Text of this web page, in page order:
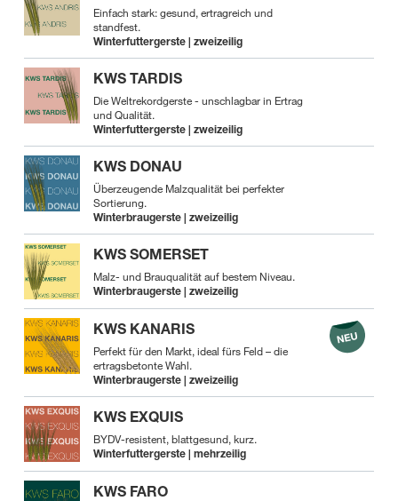
Einfach stark: gesund, ertragreich und
standfest.
Winterfuttergerste | zweizeilig
KWS TARDIS
Die Weltrekordgerste - unschlagbar in Ertrag
und Qualität.
Winterfuttergerste | zweizeilig
KWS DONAU
Überzeugende Malzqualität bei perfekter
Sortierung.
Winterbraugerste | zweizeilig
KWS SOMERSET
Malz- und Brauqualität auf bestem Niveau.
Winterbraugerste | zweizeilig
KWS KANARIS
Perfekt für den Markt, ideal fürs Feld – die
ertragsbetonte Wahl.
Winterbraugerste | zweizeilig
KWS EXQUIS
BYDV-resistent, blattgesund, kurz.
Winterfuttergerste | mehrzeilig
KWS FARO